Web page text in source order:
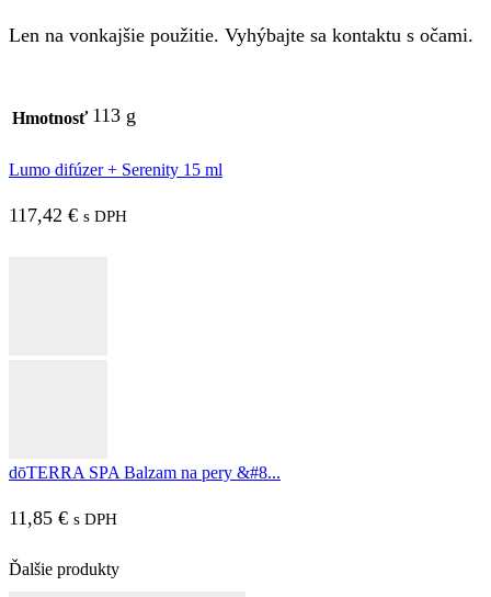
Len na vonkajšie použitie. Vyhýbajte sa kontaktu s očami.
Hmotnosť 113 g
Lumo difúzer + Serenity 15 ml
117,42 € s DPH
dōTERRA SPA Balzam na pery &#8...
11,85 € s DPH
Ďalšie produkty